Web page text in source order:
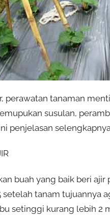
perawatan tanaman
susulan,
penjelasan
buah yang baik beri
setelah tanam tujuannya
setinggi kurang lebih 2